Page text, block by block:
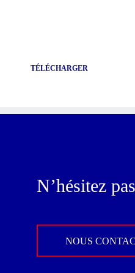
TÉLÉCHARGER
N’hésitez
NOUS